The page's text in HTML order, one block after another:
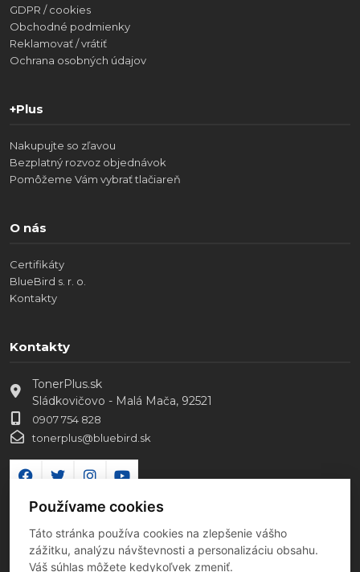
GDPR / cookies
Obchodné podmienky
Reklamovať / vrátiť
Ochrana osobných údajov
+Plus
Nakupujte so zľavou
Bezplatný rozvoz objednávok
Pomôžeme Vám vybrať tlačiareň
O nás
Certifikáty
BlueBird s. r. o.
Kontakty
Kontakty
TonerPlus.sk
Sládkovičovo - Malá Mača, 92521
0907 754 828
tonerplus@bluebird.sk
Používame cookies
Táto stránka používa cookies na zlepšenie vášho
zážitku, analýzu návštevnosti a personalizáciu obsahu.
Váš súhlas môžete kedykoľvek zmeniť.